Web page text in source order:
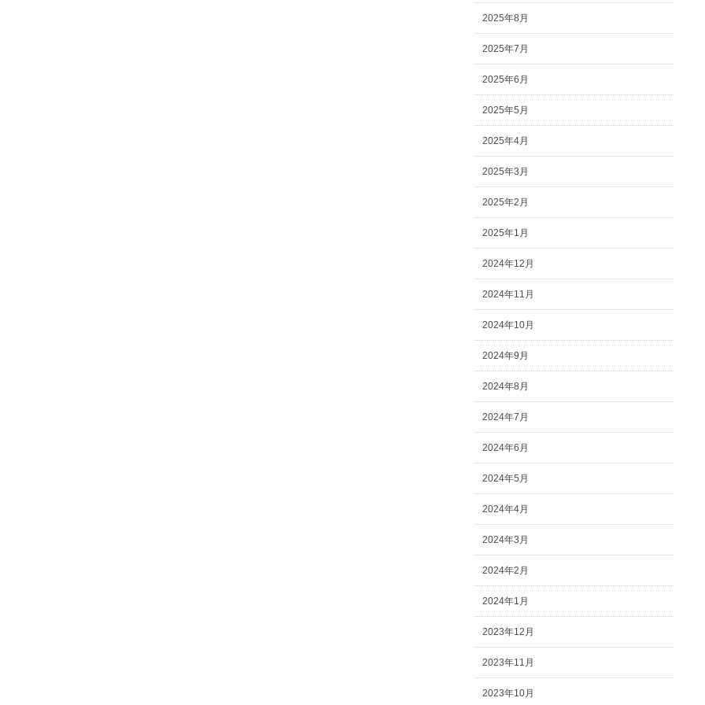
2025年8月
2025年7月
2025年6月
2025年5月
2025年4月
2025年3月
2025年2月
2025年1月
2024年12月
2024年11月
2024年10月
2024年9月
2024年8月
2024年7月
2024年6月
2024年5月
2024年4月
2024年3月
2024年2月
2024年1月
2023年12月
2023年11月
2023年10月